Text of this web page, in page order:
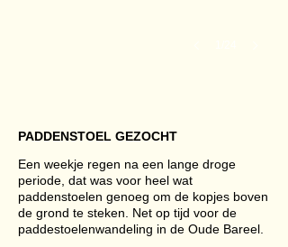
PADDENSTOEL GEZOCHT
Een weekje regen na een lange droge
periode, dat was voor heel wat
paddenstoelen genoeg om de kopjes boven
de grond te steken. Net op tijd voor de
paddestoelenwandeling in de Oude Bareel.